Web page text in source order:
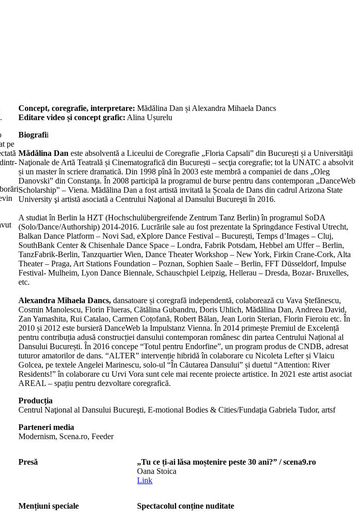
pe
Concept, coregrafie, interpretare: Mădălina Dan și Alexandra Mihaela Dancs
Editare video și concept grafic: Alina Ușurelu
Biografii
Mădălina Dan este absolventă a Liceului de Coregrafie „Floria Capsali” din București și a Universităţii
Naţionale de Artă Teatrală și Cinematografică din București – secţia coregrafie; tot la UNATC a absolvit
și un master în scriere dramatică. Din 1998 pînă în 2003 este membră a companiei de dans „Oleg
Danovski” din Constanţa. În 2008 participă la programul de burse pentru dans contemporan „DanceWeb
Scholarship” – Viena. Mădălina Dan a fost artistă invitată la Școala de Dans din cadrul Arizona State
University şi artistă asociată a Centrului Naţional al Dansului Bucureşti în 2016.
A studiat în Berlin la HZT (Hochschulübergreifende Zentrum Tanz Berlin) în programul SoDA
(Solo/Dance/Authorship) 2014-2016. Lucrările sale au fost prezentate la Springdance Festival Utrecht,
Balkan Dance Platform – Novi Sad, eXplore Dance Festival – București, Temps d’Images – Cluj,
SouthBank Center & Chisenhale Dance Space – Londra, Fabrik Potsdam, Hebbel am Uffer – Berlin,
TanzFabrik-Berlin, Tanzquartier Wien, Dance Theater Workshop – New York, Firkin Crane-Cork, Alta
Theater – Praga, Art Stations Foundation – Poznan, Sophien Saale – Berlin, FFT Düsseldorf, Impulse
Festival- Mulheim, Lyon Dance Biennale, Schauschpiel Leipzig, Hellerau – Dresda, Bozar- Bruxelles,
etc.
Alexandra Mihaela Dancs, dansatoare și coregrafă independentă, colaborează cu Vava Ștefănescu,
Cosmin Manolescu, Florin Flueras, Cătălina Gubandru, Doris Uhlich, Mădălina Dan, Andreea David,
Zan Yamashita, Rui Catalao, Carmen Coțofană, Robert Bălan, Jean Lorin Sterian, Florin Fieroiu etc. În
2010 și 2012 este bursieră DanceWeb la Impulstanz Vienna. În 2014 primește Premiul de Excelență
pentru contribuția adusă construcției dansului contemporan românesc din partea Centrului Național al
Dansului București. În 2016 concepe “Totul pentru Endorfine”, un program produs de CNDB, adresat
tuturor amatorilor de dans. “ALTER” intervenție hibridă în colaborare cu Nicoleta Lefter și Vlaicu
Golcea, pe textele Angelei Marinescu, solo-ul “În Căutarea Dansului” și duetul “Attention: River
Residents!” în colaborare cu Urvi Vora sunt cele mai recente proiecte artistice. In 2021 este artist asociat
AREAL – spațiu pentru dezvoltare coregrafică.
Producția
Centrul Naţional al Dansului Bucureşti, E-motional Bodies & Cities/Fundaţia Gabriela Tudor, artsf
Parteneri media
Modernism, Scena.ro, Feeder
Presă
„Tu ce ți-ai lăsa moștenire peste 30 ani?” / scena9.ro
Oana Stoica
Link
Mențiuni speciale Spectacolul conține nuditate